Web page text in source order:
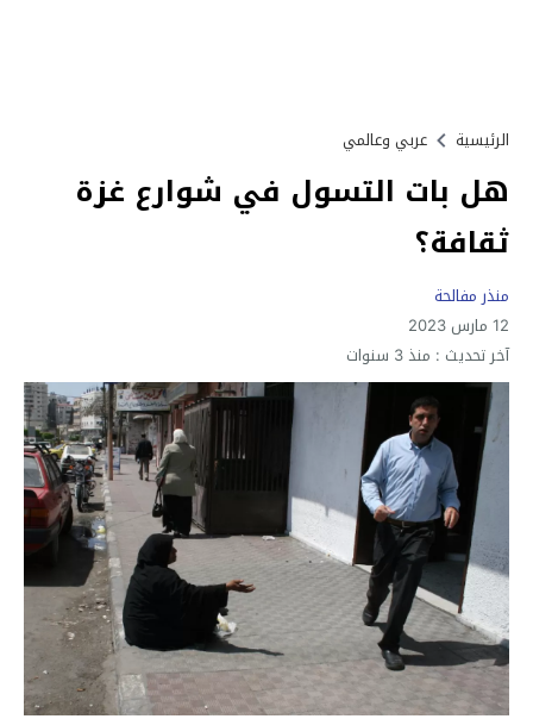
الرئيسية عربي وعالمي
هل بات التسول في شوارع غزة
ثقافة؟
منذر مفالحة
12 مارس 2023
آخر تحديث : منذ 3 سنوات